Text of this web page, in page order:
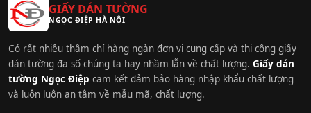
GIẤY DÁN TƯỜNG
NGỌC ĐIỆP HÀ NỘI
Có rất nhiều thậm chí hàng ngàn đơn vị cung cấp và thi công giấy
dán tường đa số chúng ta hay nhầm lẫn về chất lượng. Giấy dán
tường Ngọc Điệp cam kết đảm bảo hàng nhập khẩu chất lượng
và luôn luôn an tâm về mẫu mã, chất lượng.